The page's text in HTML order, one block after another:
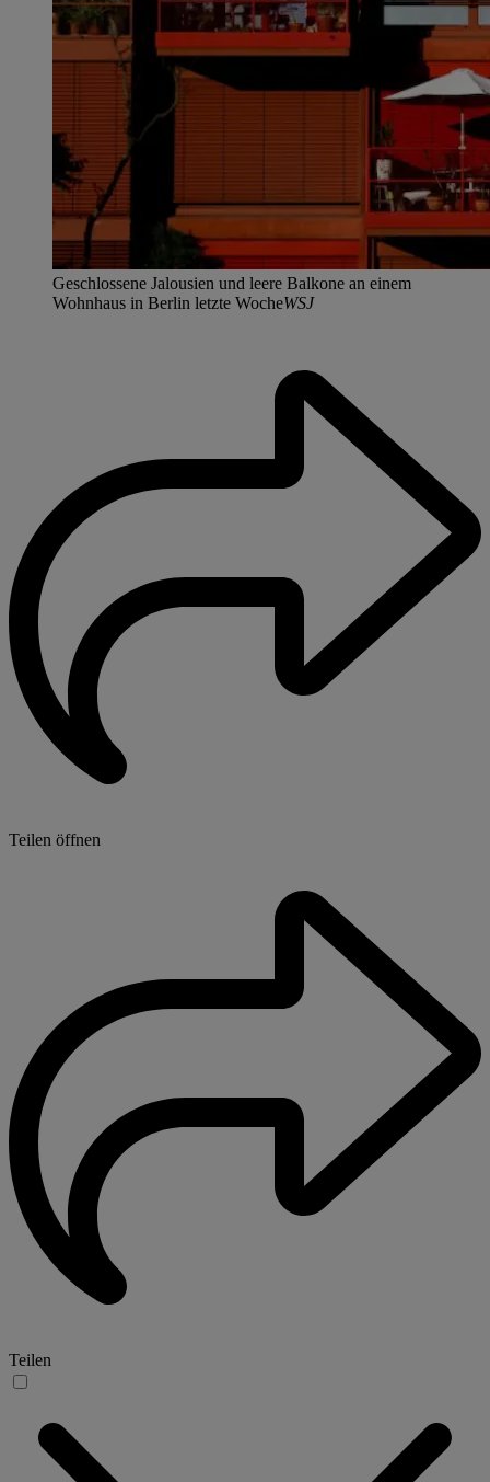
Geschlossene Jalousien und leere Balkone an einem
Wohnhaus in Berlin letzte WocheWSJ
Teilen öffnen
Teilen